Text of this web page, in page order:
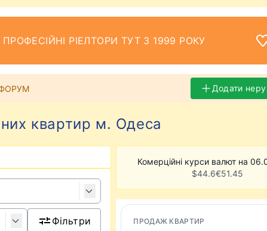
РІЕЛТОРИ ТУТ З 1999 РОКУ
Додати
квартир м. Одеса
Фільтри
Комерційні курси валют на
$44.6€51.45
ПРОДАЖ КВАРТИР